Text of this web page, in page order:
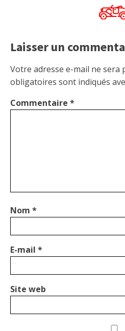
Laisser un
Votre adresse e-mail ne sera
obligatoires sont indiqués
Commentaire *
Nom *
E-mail *
Site web